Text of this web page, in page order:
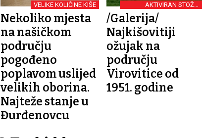
VELIKE KOLIČINE KIŠE
Nekoliko mjesta
na našičkom
području
pogođeno
poplavom uslijed
velikih oborina.
Najteže stanje u
Đurđenovcu
AKTIVIRAN STOŽER
GRADA
/Galerija/
Najkišovitiji
ožujak na
području
Virovitice od
1951. godine